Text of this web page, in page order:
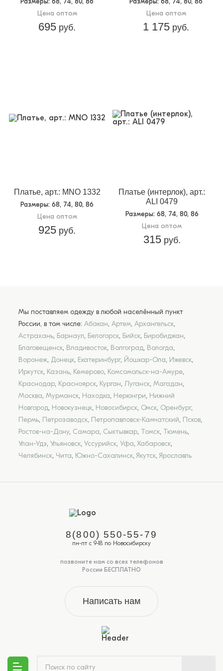
Цена оптом
695 руб.
Цена оптом
1 175 руб.
Платье, арт.: MNO 1332
Размеры: 68, 74, 80, 86
Цена оптом
925 руб.
Платье (интерлок), арт.:
ALI 0479
Размеры: 68, 74, 80, 86
Цена оптом
315руб.
Мы поставляем одежду в любой населённый пункт
России, в том числе: Абакан, Артем, Архангельск,
Астрахань, Барнаул, Белогорск, Бийск, Биробиджан,
Благовещенск, Владивосток, Волгоград, Вологда,
Воронеж, Донецк, Екатеринбург, Йошкар-Ола, Ижевск,
Иркутск, Казань, Кемерово, Комсомольск-на-Амуре,
Краснодар, Красноярск, Курган, Луганск, Магадан,
Москва, Мурманск, Находка, Нерюнгри, Нижний
Новгород, Новокузнецк, Новосибирск, Омск, Оренбург,
Пермь, Петрозаводск, Петропавловск-Камчатский, Псков,
Ростов-на-Дону, Самара, Сыктывкар, Томск, Тюмень,
Улан-Удэ, Ульяновск, Уссурийск, Уфа, Хабаровск,
Челябинск, Чита, Южно-Сахалинск, Якутск, Ярославль
8(800) 550-55-79
пн-пт с 9-18 по Новосибирску
позвоните нам со всех телефонов
России БЕСПЛАТНО
Написать нам